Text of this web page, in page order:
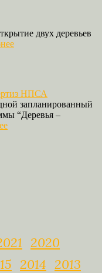
двух деревьев
НПСА
запланированный
“Деревья –
2020
2014 2013